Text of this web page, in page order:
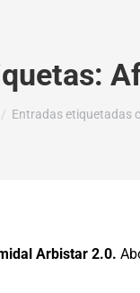
Entradas etiquetadas
Arbistar 2.0.